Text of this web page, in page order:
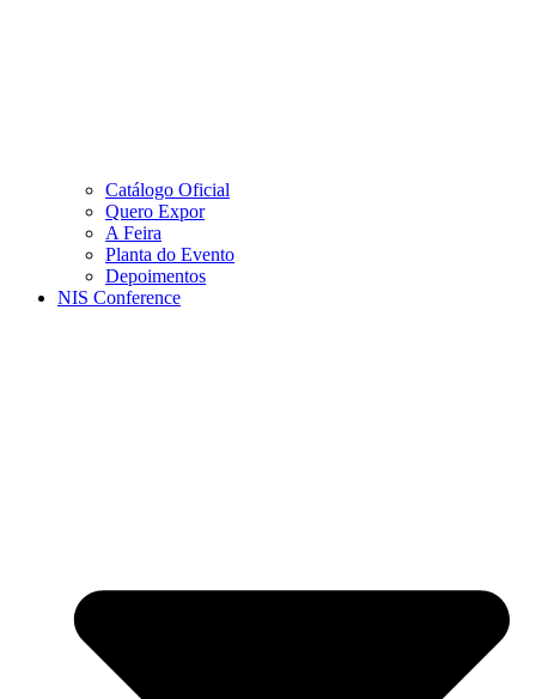
Catálogo Oficial
Quero Expor
A Feira
Planta do Evento
Depoimentos
NIS Conference